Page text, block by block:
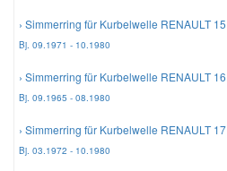
› Simmerring für Kurbelwelle RENAULT 15
Bj. 09.1971 - 10.1980
› Simmerring für Kurbelwelle RENAULT 16
Bj. 09.1965 - 08.1980
› Simmerring für Kurbelwelle RENAULT 17
Bj. 03.1972 - 10.1980